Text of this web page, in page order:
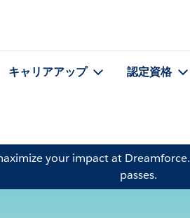
キャリアアップ 認定資格
your impact at Dreamforce.
passes.